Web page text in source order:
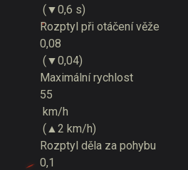
(▼0,6 s)
Rozptyl při otáčení věže
0,08
(▼0,04)
Maximální rychlost
55
km/h
(▲2 km/h)
Rozptyl děla za pohybu
0,1